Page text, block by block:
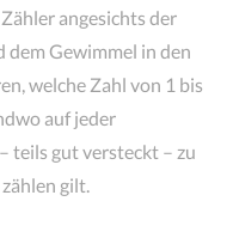
angesichts der
dem Gewimmel in den
welche Zahl von 1 bis
auf jeder
teils gut versteckt – zu
gilt.